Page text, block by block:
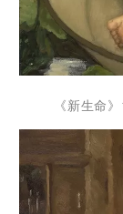
《新生命